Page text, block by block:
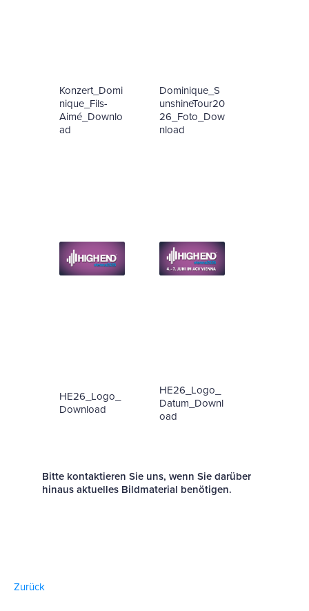
Konzert_Domi
nique_Fils-
Aimé_Downlo
ad
Dominique_S
unshineTour20
26_Foto_Dow
nload
HE26_Logo_
Download
HE26_Logo_
Datum_Downl
oad
Bitte kontaktieren Sie uns, wenn Sie darüber
hinaus aktuelles Bildmaterial benötigen.
Zurück